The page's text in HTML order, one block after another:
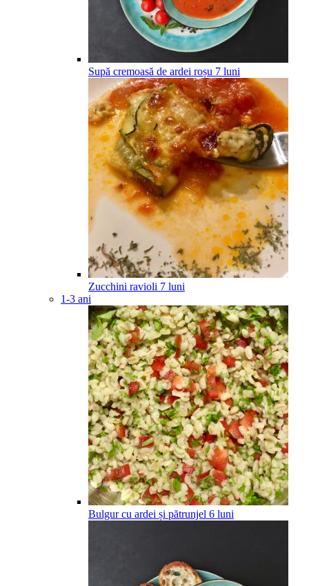
Supă cremoasă de ardei roșu 7 luni
Zucchini ravioli 7 luni
1-3 ani
Bulgur cu ardei și pătrunjel 6 luni